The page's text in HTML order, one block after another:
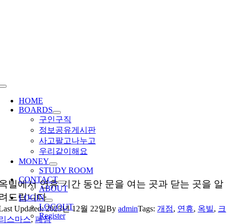
Toggle
Navigation
HOME
BOARDS
구인구직
정보공유게시판
사고팔고나누고
우리같이해요
MONEY
STUDY ROOM
CONTACT
ABOUT
LOGIN
LOGOUT
Register
빌에서 연휴 기간 동안 문을 여는 곳과 닫는 곳을 알
드립니다.
Updated: 2025년 12월 22일ByadminTags:개점, 연휴, 옥빌, 크
스마스,폐점